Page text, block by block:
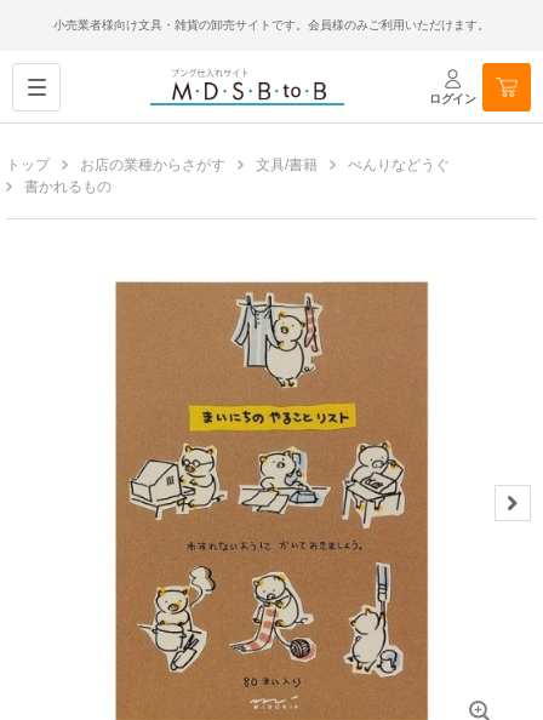
小売業者様向け文具・雑貨の卸売サイトです。会員様のみご利用いただけます。
ログイン
トップ お店の業種からさがす 文具/書籍
べんりなどうぐ
書かれるもの